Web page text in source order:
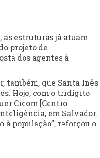
as estruturas já atuam
projeto de
dos agentes à
também, que Santa Inês
Hoje, com o tridígito
Cicom [Centro
em Salvador.
população”, reforçou o